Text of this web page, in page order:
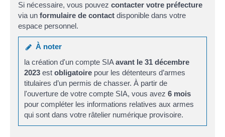
Si nécessaire, vous pouvez contacter votre préfecture
via un formulaire de contact disponible dans votre
espace personnel.
À noter
la création d'un compte SIAavant le 31 décembre
2023 estobligatoire pour les détenteurs d’armes
titulaires d’un permis de chasser. À partir de
l'ouverture de votre compte SIA, vous avez6 mois
pour compléter les informations relatives aux armes
qui sont dans votre râtelier numérique provisoire.